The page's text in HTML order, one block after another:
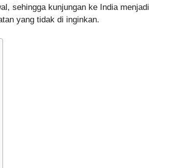
sehingga kunjungan ke India menjadi
yang tidak di inginkan.